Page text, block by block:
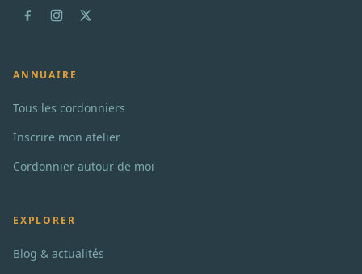
ANNUAIRE
Tous les cordonniers
Inscrire mon atelier
Cordonnier autour de moi
EXPLORER
Blog & actualités